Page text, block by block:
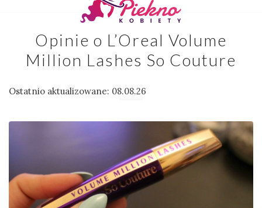
Opinie o L’Oreal Volume
Million Lashes So Couture
Ostatnio aktualizowane: 08.08.26